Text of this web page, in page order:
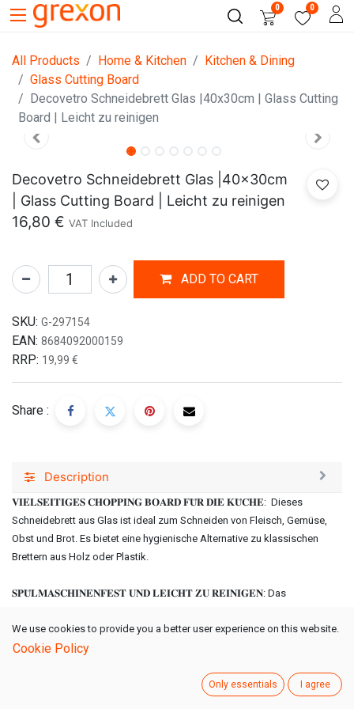
0 0
All Products Home & Kitchen
Kitchen & Dining
Glass Cutting Board
Decovetro Schneidebrett Glas |40x30cm | Glass Cutting
Board | Leicht zu reinigen
Decovetro Schneidebrett Glas |40x30cm
| Glass Cutting Board | Leicht zu reinigen
16,80 € VAT Included
ADD TO CART
SKU: G-297154
EAN: 8684092000159
RRP: 19,99 €
Share :
Description
𝐕𝐈𝐄𝐋𝐒𝐄𝐈𝐓𝐈𝐆𝐄𝐒 𝐂𝐇𝐎𝐏𝐏𝐈𝐍𝐆 𝐁𝐎𝐀𝐑𝐃 𝐅𝐔̈𝐑 𝐃𝐈𝐄 𝐊𝐔̈𝐂𝐇𝐄: Dieses
Schneidebrett aus Glas ist ideal zum Schneiden von Fleisch, Gemüse,
Obst und Brot. Es bietet eine hygienische Alternative zu klassischen
Brettern aus Holz oder Plastik.
𝐒𝐏𝐔̈𝐋𝐌𝐀𝐒𝐂𝐇𝐈𝐍𝐄𝐍𝐅𝐄𝐒𝐓 𝐔𝐍𝐃 𝐋𝐄𝐈𝐂𝐇𝐓 𝐙𝐔 𝐑𝐄𝐈𝐍𝐈𝐆𝐄𝐍: Das
werden und sorgt so für höchste Hygiene und einfache Pflege. Perfekt
für den täglichen Gebrauch.
𝐑𝐎𝐁𝐔𝐒𝐓 𝐔𝐍𝐃 𝐇𝐈𝐓𝐙𝐄𝐁𝐄𝐒𝐓Ä𝐍𝐃𝐈𝐆: Dank der kratzfesten und
We use cookies to provide you a better user experience on this website.
Cookie Policy
Only essentials I agree